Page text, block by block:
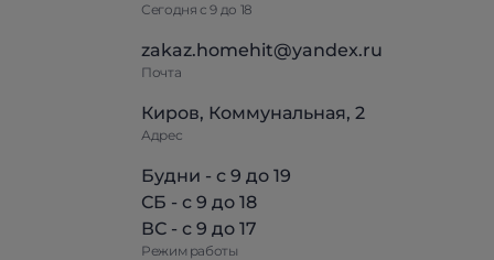
Сегодня с 9 до 18
zakaz.homehit@yandex.ru
Почта
Киров, Коммунальная, 2
Адрес
Будни - с 9 до 19
СБ - с 9 до 18
ВС - с 9 до 17
Режим работы